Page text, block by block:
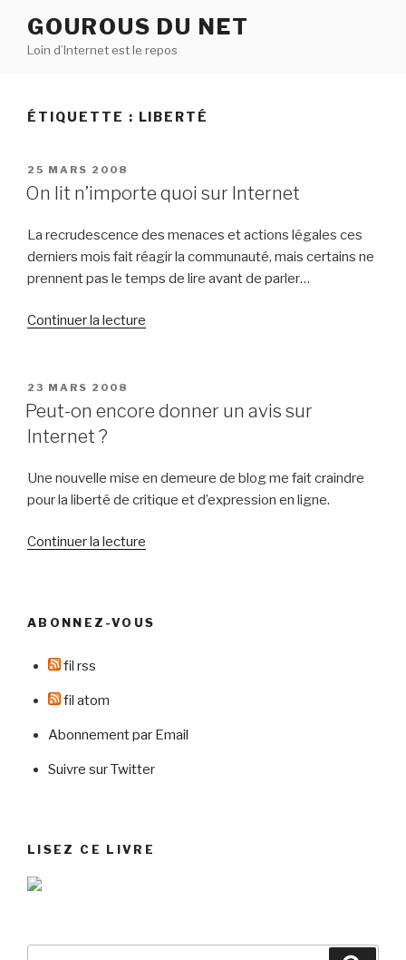
contenu
GOUROUS DU NET
Loin d’Internet est le repos
ÉTIQUETTE : LIBERTÉ
PUBLIÉ
LE
25 MARS 2008
On lit n’importe quoi sur Internet
La recrudescence des menaces et actions légales ces
derniers mois fait réagir la communauté, mais certains ne
prennent pas le temps de lire avant de parler…
Continuer la lecture
quoi
PUBLIÉ
LE
23 MARS 2008
Peut-on encore donner un avis sur
Internet ?
Une nouvelle mise en demeure de blog me fait craindre
pour la liberté de critique et d’expression en ligne.
Continuer la lecture
donner
? »
ABONNEZ-VOUS
fil rss
fil atom
Abonnement par Email
Suivre sur Twitter
LISEZ CE LIVRE